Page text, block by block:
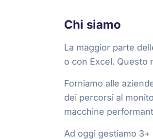
Chi siamo
La maggior parte
o con Excel. Questo
Forniamo alle
dei percorsi al
macchine
Ad oggi gestiamo